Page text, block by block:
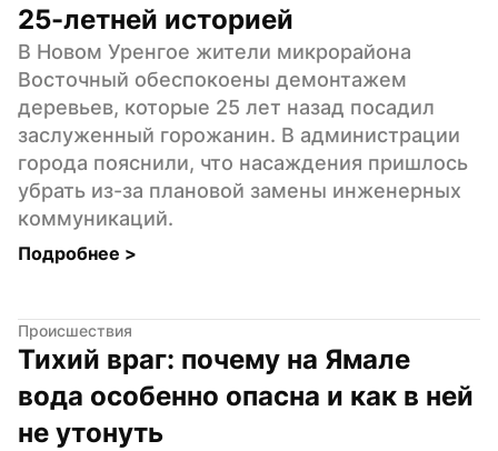
25-летней историей
В Новом Уренгое жители микрорайона
Восточный обеспокоены демонтажем
деревьев, которые 25 лет назад посадил
заслуженный горожанин. В администрации
города пояснили, что насаждения пришлось
убрать из-за плановой замены инженерных
коммуникаций.
Подробнее >
Происшествия
Тихий враг: почему на Ямале
вода особенно опасна и как в ней
не утонуть